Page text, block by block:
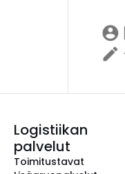
Logistiikan
palvelut
Toimitustavat